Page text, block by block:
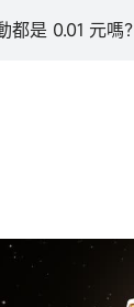
是 0.01 元嗎？